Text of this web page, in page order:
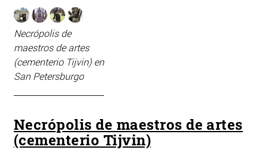
Necrópolis de
maestros de artes
(cementerio Tijvin) en
San Petersburgo
Necrópolis de maestros de artes
(cementerio Tijvin)